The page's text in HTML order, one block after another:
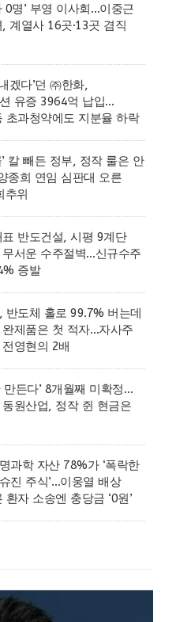
0명’ 부영 이사회…이중근
계열사 16곳·13곳 겸직
겠다’던 ㈜한화,
유증 3964억 납입…
초과청약에도 지분율 하락
’ 칼 빼든 정부, 정작 룰은 안
종희 연임 심판대 오른
추위
표 반도건설, 시평 9계단
무서운 수주절벽…신규수주
증발
반도체 홀로 99.7% 버는데
완제품은 첫 적자…자사주
영현의 2배
만든다’ 8개월째 미확정…
동원산업, 정작 쥔 현금은
과학 자산 78%가 ‘폭락한
진 주식’…이웅열 배상
환자 소송엔 충당금 ‘0원’